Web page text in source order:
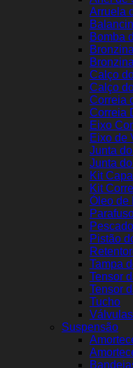
Arruela
Bomba
Calço
Calço
Correia
Correia
Eixo
Eixo de
Junta
Junta
Kit
Kit
Óleo de
Pistão
Tampa
Tensor
Tensor
Tucho
Suspensão